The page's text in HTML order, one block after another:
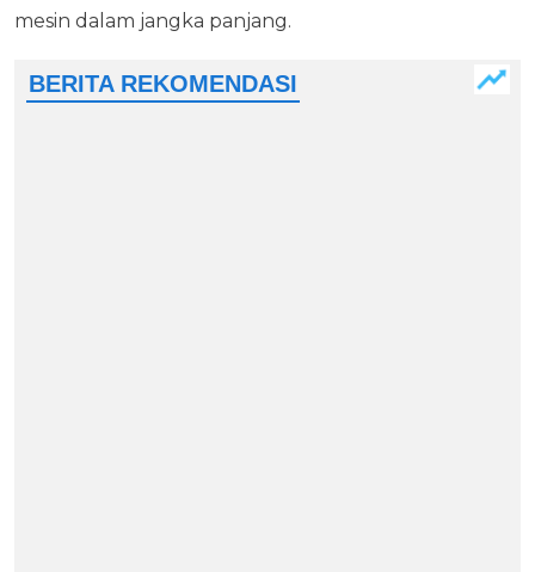
mesin dalam jangka panjang.